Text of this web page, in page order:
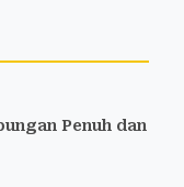
Penuh dan